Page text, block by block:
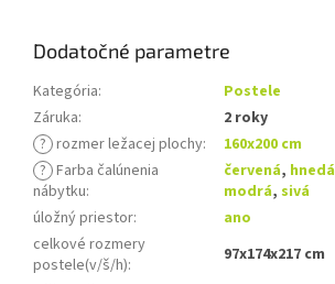
Dodatočné parametre
Kategória:
Postele
Záruka:
2 roky
? rozmer ležacej plochy:
160x200 cm
? Farba čalúnenia
nábytku:
červená, hnedá
modrá, sivá
úložný priestor:
ano
celkové rozmery
postele(v/š/h):
97x174x217 cm